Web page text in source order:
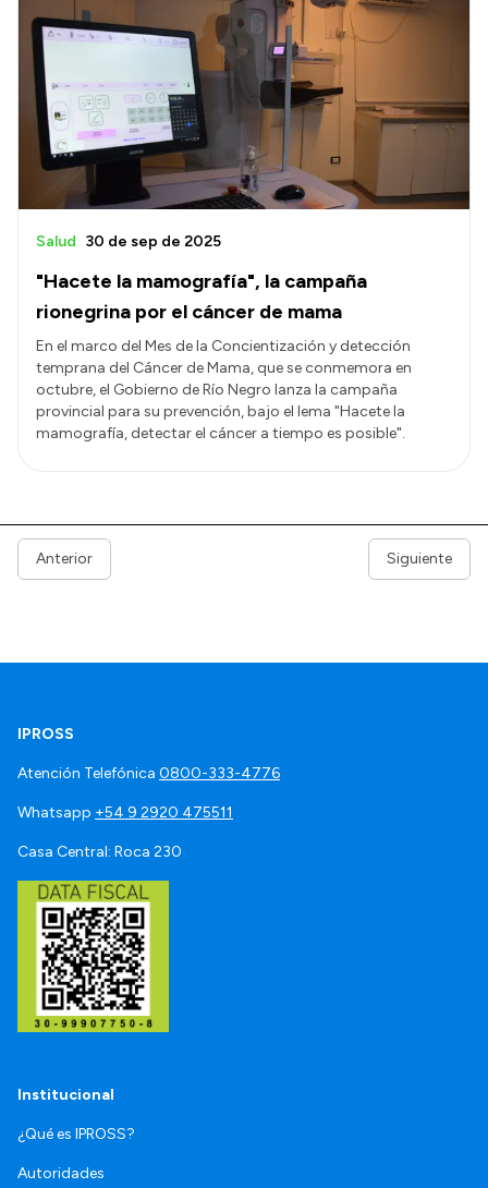
"Hacete la mamografía", la campaña
rionegrina por el cáncer de mama
Salud 30 de sep de 2025
En el marco del Mes de la Concientización y detección
temprana del Cáncer de Mama, que se conmemora en
octubre, el Gobierno de Río Negro lanza la campaña
provincial para su prevención, bajo el lema "Hacete la
mamografía, detectar el cáncer a tiempo es posible".
Anterior Siguiente
IPROSS
Atención Telefónica 0800-333-4776
Whatsapp +54 9 2920 475511
Casa Central: Roca 230
Institucional
¿Qué es IPROSS?
Autoridades